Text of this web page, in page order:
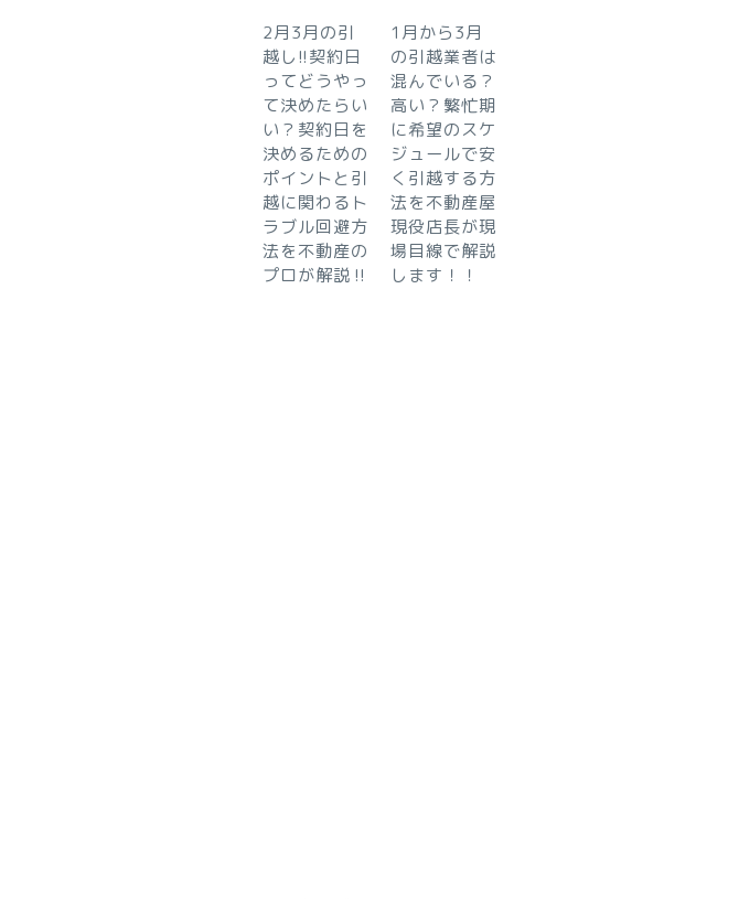
2月3月の引
越し!!契約日
ってどうやっ
て決めたらい
い？契約日を
決めるための
ポイントと引
越に関わるト
ラブル回避方
法を不動産の
プロが解説‼︎
1月から3月
の引越業者は
混んでいる？
高い？繁忙期
に希望のスケ
ジュールで安
く引越する方
法を不動産屋
現役店長が現
場目線で解説
します！！